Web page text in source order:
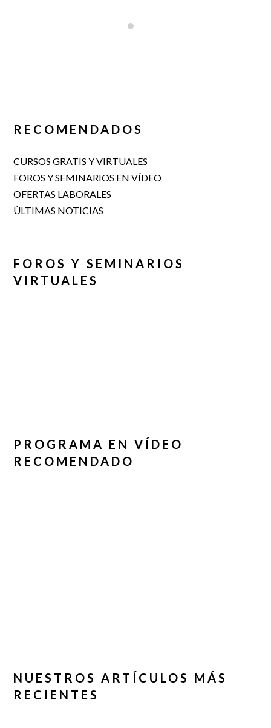
RECOMENDADOS
CURSOS GRATIS Y VIRTUALES
FOROS Y SEMINARIOS EN VÍDEO
OFERTAS LABORALES
ÚLTIMAS NOTICIAS
FOROS Y SEMINARIOS
VIRTUALES
PROGRAMA EN VÍDEO
RECOMENDADO
NUESTROS ARTÍCULOS MÁS
RECIENTES